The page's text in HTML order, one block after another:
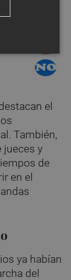
el
También,
jueces y
de
en el
ya habían
del